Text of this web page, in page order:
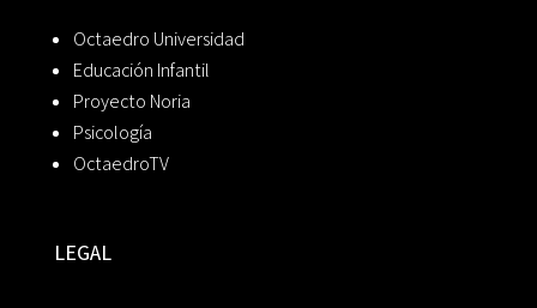
Octaedro Universidad
Educación Infantil
Proyecto Noria
Psicología
OctaedroTV
LEGAL